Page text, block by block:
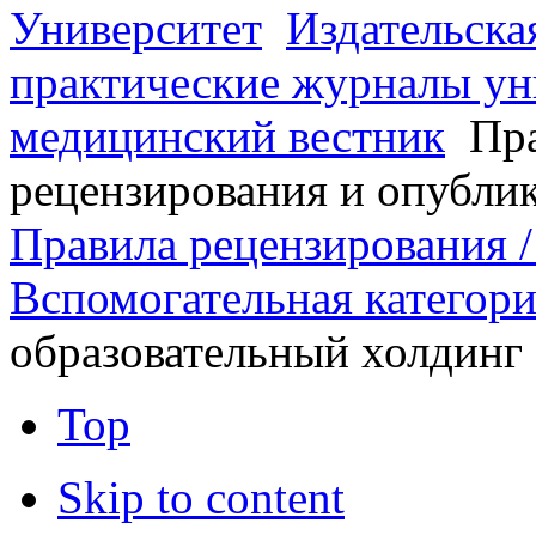
Университет
практические журналы
медицинский вестник
рецензирования и
Правила
Вспомогательная
образовательный
Top
Skip to content